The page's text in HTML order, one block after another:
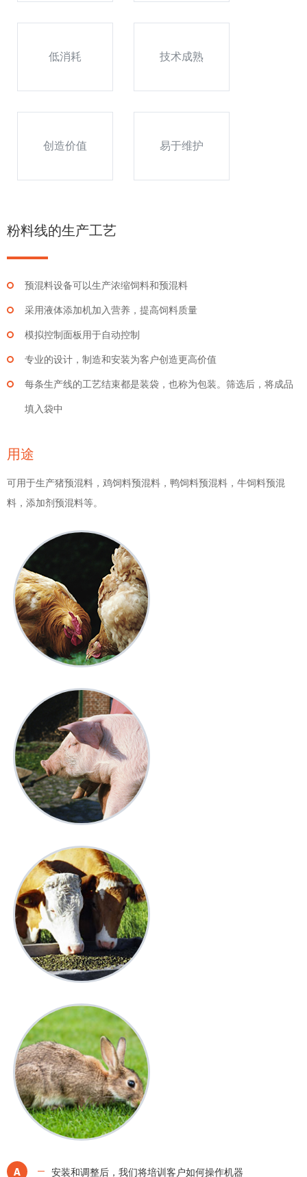
低消耗 技术成熟
创造价值 易于维护
粉料线的生产工艺
预混料设备可以生产浓缩饲料和预混料
采用液体添加机加入营养，提高饲料质量
模拟控制面板用于自动控制
专业的设计，制造和安装为客户创造更高价值
每条生产线的工艺结束都是装袋，也称为包装。筛选后，将成品
填入袋中
用途
可用于生产猪预混料，鸡饲料预混料，鸭饲料预混料，牛饲料预混
料，添加剂预混料等。
A 安装和调整后，我们将培训客户如何操作机器